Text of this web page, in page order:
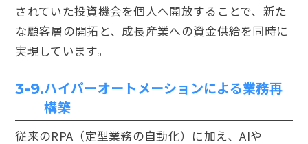
されていた投資機会を個人へ開放することで、新た
な顧客層の開拓と、成長産業への資金供給を同時に
実現しています。
3-9.ハイパーオートメーションによる業務再
構築
従来のRPA（定型業務の自動化）に加え、AIや